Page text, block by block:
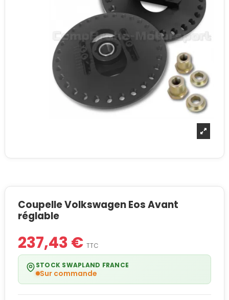
Coupelle Volkswagen Eos Avant
réglable
237,43 € TTC
STOCK SWAPLAND FRANCE
Sur commande